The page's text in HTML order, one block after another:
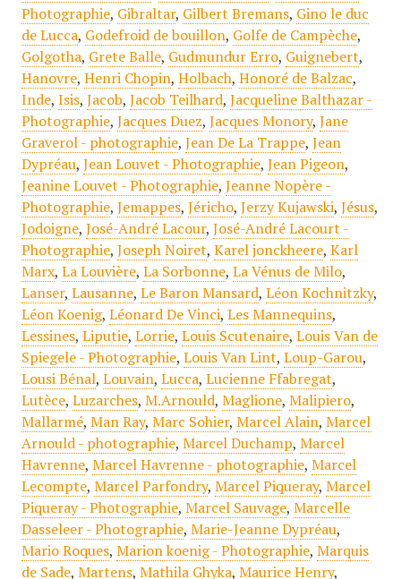
Photographie, Gibraltar, Gilbert Bremans, Gino le duc
de Lucca, Godefroid de bouillon, Golfe de Campèche,
Golgotha, Grete Balle, Gudmundur Erro, Guignebert,
Hanovre, Henri Chopin, Holbach, Honoré de Balzac,
Inde, Isis, Jacob, Jacob Teilhard, Jacqueline Balthazar -
Photographie, Jacques Duez, Jacques Monory, Jane
Graverol - photographie, Jean De La Trappe, Jean
Dypréau, Jean Louvet - Photographie, Jean Pigeon,
Jeanine Louvet - Photographie, Jeanne Nopère -
Photographie, Jemappes, Jéricho, Jerzy Kujawski, Jésus,
Jodoigne, José-André Lacour, José-André Lacourt -
Photographie, Joseph Noiret, Karel jonckheere, Karl
Marx, La Louvière, La Sorbonne, La Vénus de Milo,
Lanser, Lausanne, Le Baron Mansard, Léon Kochnitzky,
Léon Koenig, Léonard De Vinci, Les Mannequins,
Lessines, Liputie, Lorrie, Louis Scutenaire, Louis Van de
Spiegele - Photographie, Louis Van Lint, Loup-Garou,
Lousi Bénal, Louvain, Lucca, Lucienne Ffabregat,
Lutèce, Luzarches, M.Arnould, Maglione, Malipiero,
Mallarmé, Man Ray, Marc Sohier, Marcel Alain, Marcel
Arnould - photographie, Marcel Duchamp, Marcel
Havrenne, Marcel Havrenne - photographie, Marcel
Lecompte, Marcel Parfondry, Marcel Piqueray, Marcel
Piqueray - Photographie, Marcel Sauvage, Marcelle
Dasseleer - Photographie, Marie-Jeanne Dypréau,
Mario Roques, Marion koenig - Photographie, Marquis
de Sade, Martens, Mathila Ghyka, Maurice Henry,